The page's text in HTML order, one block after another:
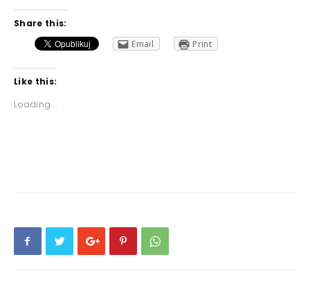
Share this:
Email
Print
Like this:
Loading...